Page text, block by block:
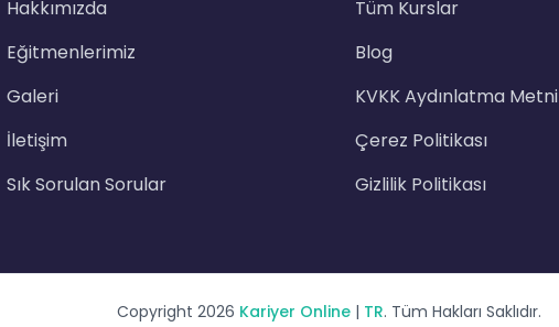
Hakkımızda
Eğitmenlerimiz
Galeri
İletişim
Sık Sorulan Sorular
Tüm Kurslar
Blog
KVKK Aydınlatma Metni
Çerez Politikası
Gizlilik Politikası
Copyright 2026 Kariyer Online| TR. Tüm Hakları Saklıdır.